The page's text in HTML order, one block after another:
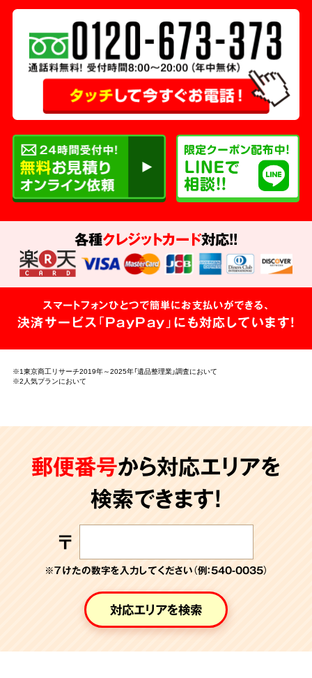
各種クレジットカード対応!!
スマートフォンひとつで簡単にお支払いができる、
決済サービス「PayPay」にも対応しています!
※1東京商工リサーチ2019年～2025年「遺品整理業」調査において
※2人気プランにおいて
郵便番号から対応エリアを
検索できます!
〒
※７けたの数字を入力してください（例：540-0035）
対応エリアを検索